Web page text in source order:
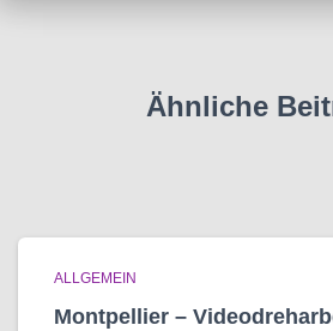
Ähnliche
ALLGEMEIN
Montpellier –